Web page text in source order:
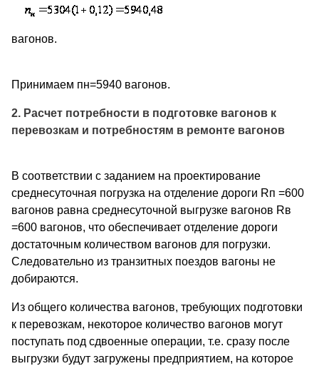
вагонов.
Принимаем пн=5940 вагонов.
2. Расчет потребности в подготовке вагонов к
перевозкам и потребностям в ремонте вагонов
В соответствии с заданием на проектирование
среднесуточная погрузка на отделение дороги Rп =600
вагонов равна среднесуточной выгрузке вагонов Rв
=600 вагонов, что обеспечивает отделение дороги
достаточным количеством вагонов для погрузки.
Следовательно из транзитных поездов вагоны не
добираются.
Из общего количества вагонов, требующих подготовки
к перевозкам, некоторое количество вагонов могут
поступать под сдвоенные операции, т.е. сразу после
выгрузки будут загружены предприятием, на которое